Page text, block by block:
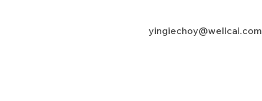
yingiechoy@wellcai.com